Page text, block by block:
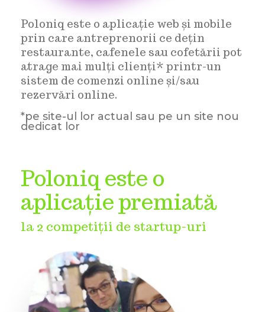
Poloniq este o aplicație web și mobile
prin care antreprenorii ce dețin
restaurante, cafenele sau cofetării pot
atrage mai mulți clienți* printr-un
sistem de comenzi online și/sau
rezervări online.
*pe site-ul lor actual sau pe un site nou
dedicat lor
Poloniq este o
aplicație premiată
la 2 competiții de startup-uri